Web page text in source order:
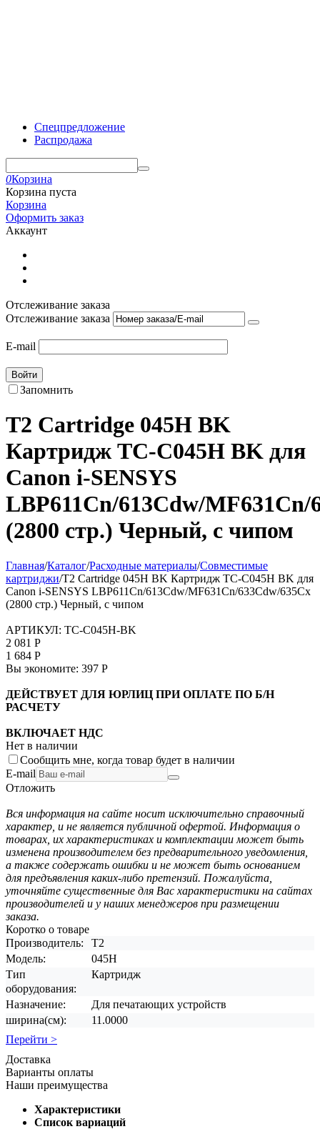
Спецпредложение
Распродажа
0Корзина
Корзина пуста
Корзина
Оформить заказ
Аккаунт
Отслеживание заказа
Отслеживание заказа
E-mail
Войти
Запомнить
T2 Cartridge 045H BK
Картридж TC-C045H BK для
Canon i-SENSYS
LBP611Cn/613Cdw/MF631Cn/
(2800 стр.) Черный, с чипом
Главная/Каталог/Расходные материалы/Совместимые
картриджи/T2 Cartridge 045H BK Картридж TC-C045H BK для
Canon i-SENSYS LBP611Cn/613Cdw/MF631Cn/633Cdw/635Cx
(2800 стр.) Черный, с чипом
АРТИКУЛ: TC-C045H-BK
2 081 Р
1 684 Р
Вы экономите: 397 Р
ДЕЙСТВУЕТ ДЛЯ ЮРЛИЦ ПРИ ОПЛАТЕ ПО Б/Н
РАСЧЕТУ
ВКЛЮЧАЕТ НДС
Нет в наличии
Сообщить мне, когда товар будет в наличии
E-mail
Отложить
Вся информация на сайте носит исключительно справочный
характер, и не является публичной офертой. Информация о
товарах, их характеристиках и комплектации может быть
изменена производителем без предварительного уведомления,
а также содержать ошибки и не может быть основанием
для предъявления каких-либо претензий. Пожалуйста,
уточняйте существенные для Вас характеристики на сайтах
производителей и у наших менеджеров при размещении
заказа.
Коротко о товаре
Производитель:
T2
Модель:
045H
Тип
оборудования:
Картридж
Назначение:
Для печатающих устройств
ширина(см):
11.0000
Перейти >
Доставка
Варианты оплаты
Наши преимущества
Характеристики
Список вариаций